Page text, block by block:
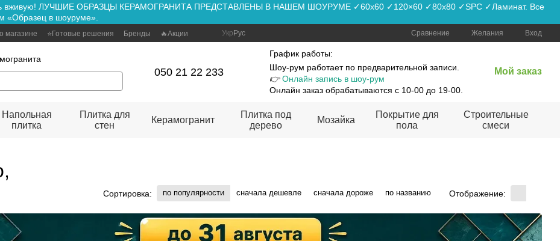
вживую! ЛУЧШИЕ ОБРАЗЦЫ КЕРАМОГРАНИТА ПРЕДСТАВЛЕНЫ В НАШЕМ ШОУРУМЕ ✓60x60 ✓120×60 ✓80x80 ✓SPC ✓Ламинат. Все
«Образец в шоуруме».
магазине ⭐Готовые решения Бренды 🔥Акции Укр Рус Сравнение Желания Вход
050 21 22 233
График работы:
Шоу-рум работает по предварительной записи.
👉Онлайн запись в шоу-рум
Онлайн заказ обрабатываются с 10-00 до 19-00.
Мой заказ
Напольная
плитка
Плитка для
стен
Керамогранит
Плитка под
дерево
Мозайка
Покрытие для
пола
Строительные
смеси
Сортировка: по популярности сначала дешевле сначала дороже по названию Отображение: